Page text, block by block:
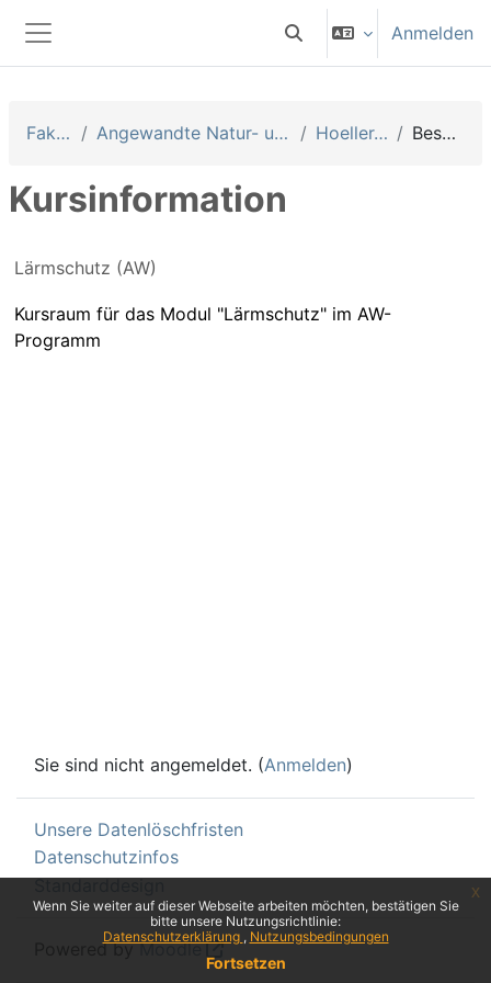
Wenn Sie weiter auf dieser Webseite arbeiten möchten, bestätigen Sie
bitte unsere Nutzungsrichtlinie:
Datenschutzerklärung
Nutzungsbedingungen
Fortsetzen
x
Website-Übersicht
Sucheingabe umschalten
Anmelden
Fakultäten Angewandte Natur- und Kulturwissenschaften Hoeller, Christoph Beschreibung
Kursinformation
Lärmschutz (AW)
Kursraum für das Modul "Lärmschutz" im AW-
Programm
Sie sind nicht angemeldet. (Anmelden)
Unsere Datenlöschfristen
Datenschutzinfos
Standarddesign
Powered byMoodle